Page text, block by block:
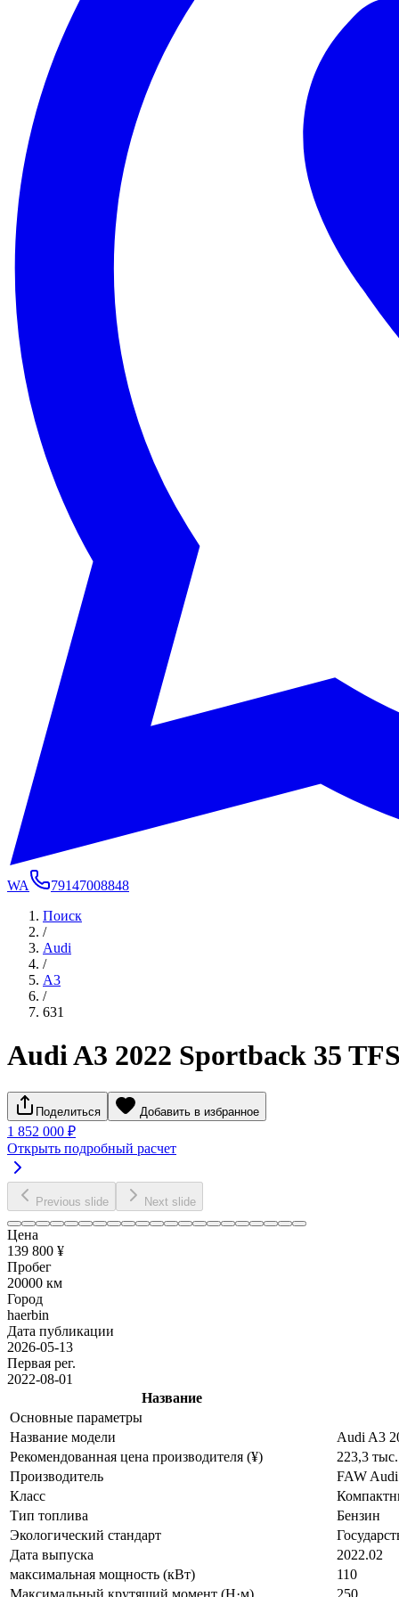
WA
79147008848
Поиск
/
Audi
/
A3
/
631
Audi A3 2022 Sportback 35
Поделиться Добавить в избранное
1 852 000 ₽
Открыть подробный расчет
Previous slide Next slide
Цена
139 800 ¥
Пробег
20000 км
Город
haerbin
Дата публикации
2026-05-13
Первая рег.
2022-08-01
Название
Основные параметры
Название модели
Audi A3
Рекомендованная цена производителя (¥)
223,3 тыс.
Производитель
FAW Audi
Класс
Тип топлива
Бензин
Экологический стандарт
Дата выпуска
2022.02
максимальная мощность (кВт)
110
Максимальный крутящий момент (Н·м)
250